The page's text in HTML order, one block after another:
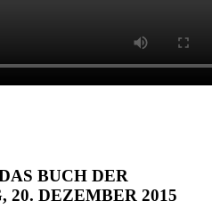
BUCH DER
20. DEZEMBER 2015